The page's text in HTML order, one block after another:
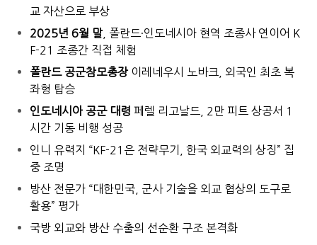
교 자산으로 부상
2025년 6월 말, 폴란드·인도네시아 현역 조종사 연이어 K
F-21 조종간 직접 체험
폴란드 공군참모총장이레네우시 노바크, 외국인 최초 복
좌형 탑승
인도네시아 공군 대령 페렐 리고날드, 2만 피트 상공서 1
시간 기동 비행 성공
인니 유력지 “KF-21은 전략무기, 한국 외교력의 상징” 집
중 조명
방산 전문가 “대한민국, 군사 기술을 외교 협상의 도구로
활용” 평가
국방 외교와 방산 수출의 선순환 구조 본격화